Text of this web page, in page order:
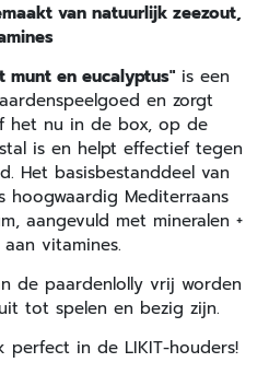
van natuurlijk zeezout,
munt en eucalyptus" is een
en zorgt
het nu in de box, op de
is en helpt effectief tegen
Het basisbestanddeel van
hoogwaardig Mediterraans
aangevuld met mineralen +
vitamines.
de paardenlolly vrij worden
tot spelen en bezig zijn.
perfect in de LIKIT-houders!